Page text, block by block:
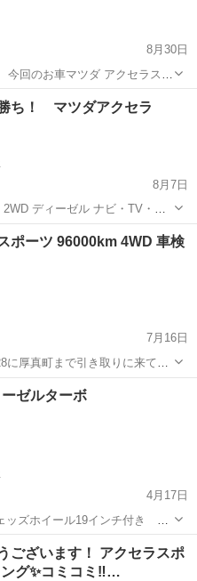
8月30日
回のお車マツダ アクセラスポ
まだ走ります！ ★車検長
クセラ 車両
ち！ マツダアクセラ
8月7日
ディーゼル ナビ・TV・バ
凹み、傷、錆、エンブレム割れ
安いと思います！ 車両シス
アクセラ マツダアクセラ
ポーツ 96000km 4WD 車検
7月16日
手続きに必要な委任状、印鑑証
はご自身でお願いいたしま
ダアクセラ
ゼルターボ
4月17日
ッズホイール19インチ付き 写
も社外ホイール付き。 車高調
ー サンルーフ シートヒータ
ラ 令和5年
ございます！ アクセラスポ
グ✨コミコミ‼…